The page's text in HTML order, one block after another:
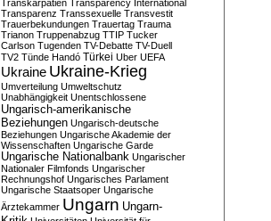
Transkarpatien
Transparency International
Transparenz Transsexuelle Transvestit
Trauerbekundungen Trauertag Trauma
Trianon Truppenabzug TTIP Tucker
Carlson Tugenden TV-Debatte TV-Duell
TV2 Tünde Handó Türkei Uber UEFA
Ukraine Ukraine-Krieg
Umverteilung Umweltschutz
Unabhängigkeit Unentschlossene
Ungarisch-amerikanische
Beziehungen Ungarisch-deutsche
Beziehungen Ungarische Akademie der
Wissenschaften Ungarische Garde
Ungarische Nationalbank Ungarischer
Nationaler Filmfonds Ungarischer
Rechnungshof Ungarisches Parlament
Ungarische Staatsoper Ungarische
Ärztekammer Ungarn Ungarn-